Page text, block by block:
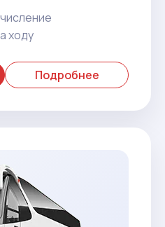
ходу
Подробнее